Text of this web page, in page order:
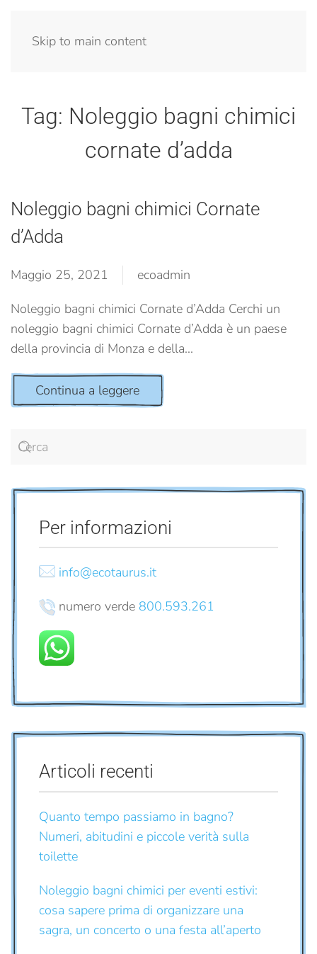
Skip to main content
Tag: Noleggio bagni chimici
cornate d’adda
Noleggio bagni chimici Cornate
d’Adda
Maggio 25, 2021
ecoadmin
Noleggio bagni chimici Cornate d’Adda Cerchi un
noleggio bagni chimici Cornate d’Adda è un paese
della provincia di Monza e della...
Continua a leggere
Per informazioni
info@ecotaurus.it
numero verde 800.593.261
Articoli recenti
Quanto tempo passiamo in bagno?
Numeri, abitudini e piccole verità sulla
toilette
Noleggio bagni chimici per eventi estivi:
cosa sapere prima di organizzare una
sagra, un concerto o una festa all’aperto